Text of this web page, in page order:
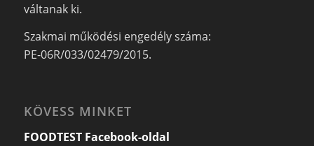
váltanak ki.
Szakmai működési engedély száma:
PE-06R/033/02479/2015.
KÖVESS MINKET
FOODTEST Facebook-oldal